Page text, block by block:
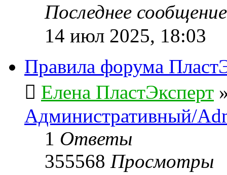
Последнее
14 июл 2025, 18:03
Правила форума
Елена ПластЭксперт
Административный/
1 Ответы
355568 Просмотры